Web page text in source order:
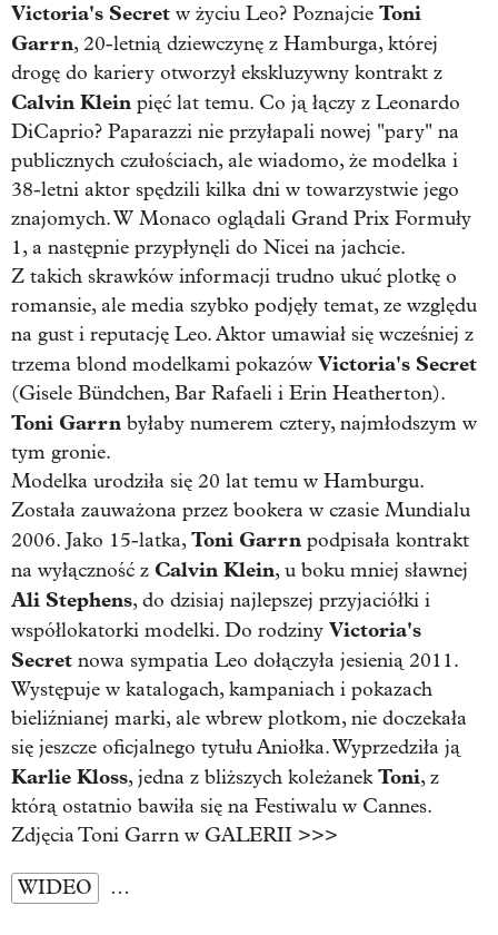
Victoria's Secret w życiu Leo? Poznajcie Toni
Garrn, 20-letnią dziewczynę z Hamburga, której
drogę do kariery otworzył ekskluzywny kontrakt z
Calvin Klein pięć lat temu. Co ją łączy z Leonardo
DiCaprio? Paparazzi nie przyłapali nowej "pary" na
publicznych czułościach, ale wiadomo, że modelka i
38-letni aktor spędzili kilka dni w towarzystwie jego
znajomych. W Monaco oglądali Grand Prix Formuły
1, a następnie przypłynęli do Nicei na jachcie.
Z takich skrawków informacji trudno ukuć plotkę o
romansie, ale media szybko podjęły temat, ze względu
na gust i reputację Leo. Aktor umawiał się wcześniej z
trzema blond modelkami pokazów Victoria's Secret
(Gisele Bündchen, Bar Rafaeli i Erin Heatherton).
Toni Garrn byłaby numerem cztery, najmłodszym w
tym gronie.
Modelka urodziła się 20 lat temu w Hamburgu.
Została zauważona przez bookera w czasie Mundialu
2006. Jako 15-latka,Toni Garrn podpisała kontrakt
na wyłączność z Calvin Klein, u boku mniej sławnej
Ali Stephens, do dzisiaj najlepszej przyjaciółki i
współlokatorki modelki. Do rodziny Victoria's
Secret nowa sympatia Leo dołączyła jesienią 2011.
Występuje w katalogach, kampaniach i pokazach
bieliźnianej marki, ale wbrew plotkom, nie doczekała
się jeszcze oficjalnego tytułu Aniołka. Wyprzedziła ją
Karlie Kloss, jedna z bliższych koleżanekToni, z
którą ostatnio bawiła się na Festiwalu w Cannes.
Zdjęcia Toni Garrn w GALERII >>>
WIDEO …